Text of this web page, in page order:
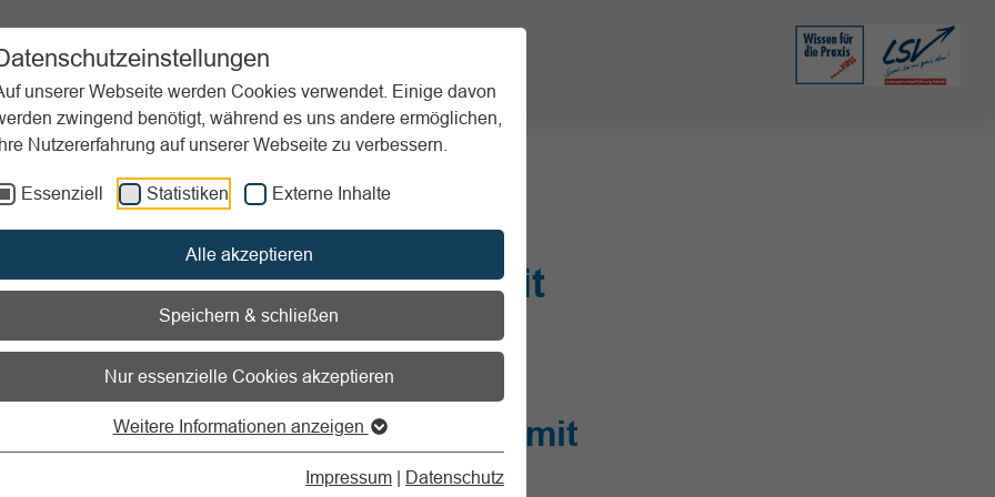
unserer Webseite werden Cookies verwendet. Einige davon
zwingend benötigt, während es uns andere ermöglichen,
Nutzererfahrung auf unserer Webseite zu verbessern.
Essenziell Statistiken Externe Inhalte
Alle akzeptieren
Speichern & schließen
Nur essenzielle Cookies akzeptieren
Weitere Informationen anzeigen
Impressum | Datenschutz
Sportpraxis Aktuelles
Reichweite erhöhen mit Hashtags
zum Readspeaker öffnen
Reichweite erhöhen mit
gezielt generieren – mit
Strategie